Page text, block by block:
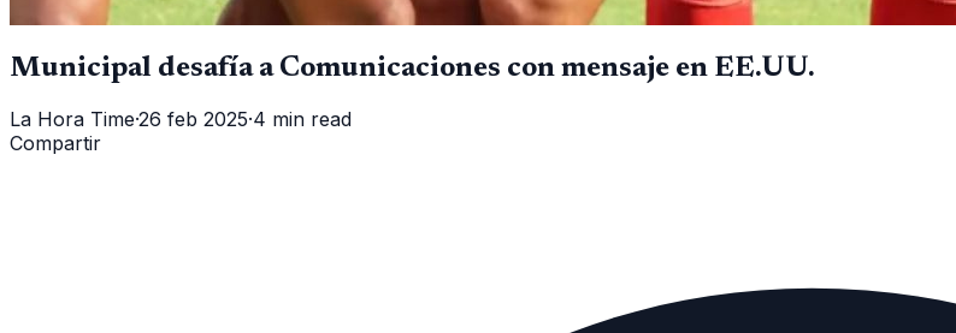
Municipal desafía a Comunicaciones con mensaje en EE.UU.
La Hora Time·26 feb 2025·4 min read
Compartir